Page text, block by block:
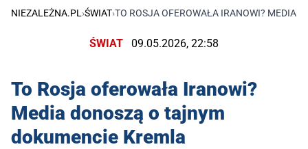
NIEZALEŻNA.PL ›ŚWIAT›TO ROSJA OFEROWAŁA IRANOWI? MEDIA
ŚWIAT 09.05.2026, 22:58
To Rosja oferowała Iranowi?
Media donoszą o tajnym
dokumencie Kremla